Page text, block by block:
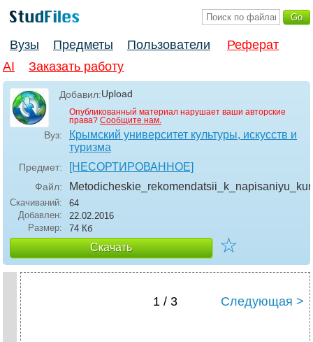
Вузы Предметы Пользователи
Реферат
AI
Заказать работу
Добавил:Upload
Опубликованный материал нарушает ваши авторские
права? Сообщите нам.
Вуз:
Крымский университет культуры, искусств и
туризма
Предмет: [НЕСОРТИРОВАННОЕ]
Файл:
Скачиваний:
64
Добавлен:
22.02.2016
Размер:
74 Кб
Скачать ☆
1 / 3 Следующая >